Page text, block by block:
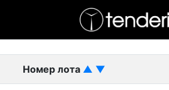
- Завершенный
Номер лота ▲ ▼